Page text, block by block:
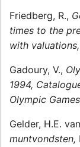
Friedberg, R.,
times to the
with valuations,
Gadoury, V.,
1994,
Olympic
Gelder, H.E.
muntvondsten,